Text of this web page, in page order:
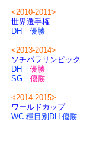
<2010-2011>
世界選手権
DH 優勝
<2013-2014>
ソチパラリンピック
DH 優勝
SG 優勝
<2014-2015>
ワールドカップ
WC 種目別DH 優勝